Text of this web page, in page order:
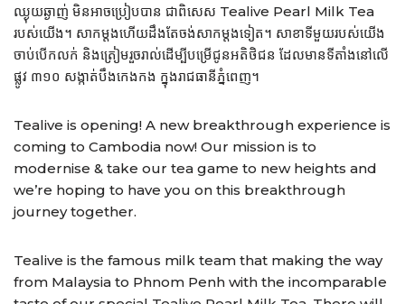
ឈ្ងុយឆ្ងាញ់ មិនអាចប្រៀបបាន ជាពិសេស Tealive Pearl Milk Tea
របស់យើង។ សាកម្តងហើយដឹងតែចង់សាកម្តងទៀត។ សាខាទីមួយរបស់យើង
ចាប់បើកលក់ និងត្រៀមរួចរាល់ដើម្បីបម្រើជូនអតិថិជន ដែលមានទីតាំងនៅលើ
ផ្លូវ ៣១០ សង្កាត់បឹងកេងកង ក្នុងរាជធានីភ្នំពេញ។
Tealive is opening! A new breakthrough experience is
coming to Cambodia now! Our mission is to
modernise & take our tea game to new heights and
we’re hoping to have you on this breakthrough
journey together.
Tealive is the famous milk team that making the way
from Malaysia to Phnom Penh with the incomparable